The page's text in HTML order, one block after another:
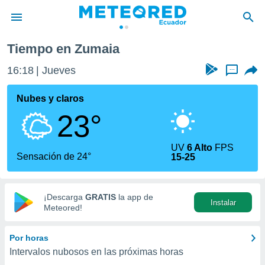
de
ha
calidad.
a este
las
y
digital
basada
Tiempo en Zumaia
16:18 Jueves ...
Nubes y claros
23°
Sensación de 24°
UV6 Alto FPS
15-25
¡Descarga GRATIS la app de
Meteored!
Instalar
Por horas
Intervalos nubosos en las próximas horas